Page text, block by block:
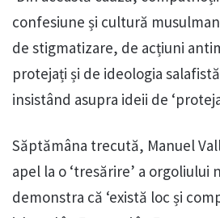
confesiune și cultură
de stigmatizare, de acțiuni
protejați și de ideologia
insistând asupra ideii de
Săptămâna trecută, Manuel
apel la o ‘tresărire’ a orgoliului
demonstra că ‘există loc și